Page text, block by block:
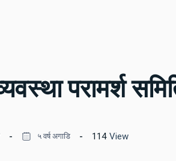
परामर्श
५ वर्ष अगाडि 114 View